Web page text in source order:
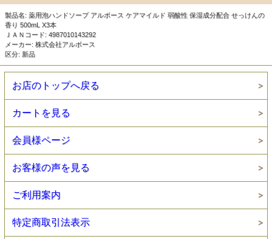
製品名: 薬用泡ハンドソープ アルボース ケアマイルド 弱酸性 保湿成分配合 せっけんの
香り 500mL X3本
ＪＡＮコード: 4987010143292
メーカー: 株式会社アルボース
区分: 新品
お店のトップへ戻る
カートを見る
会員様ページ
お客様の声を見る
ご利用案内
特定商取引法表示